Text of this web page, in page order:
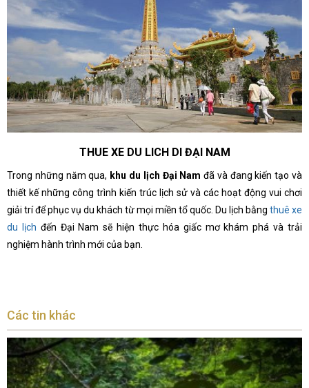
THUE XE DU LICH DI ĐẠI NAM
Trong những năm qua, khu du lịch Đại Nam đã và đang kiến tạo và
thiết kế những công trình kiến trúc lịch sử và các hoạt động vui chơi
giải trí để phục vụ du khách từ mọi miền tổ quốc. Du lịch bằng thuê xe
du lịch đến Đại Nam sẽ hiện thực hóa giấc mơ khám phá và trải
nghiệm hành trình mới của bạn.
Các tin khác